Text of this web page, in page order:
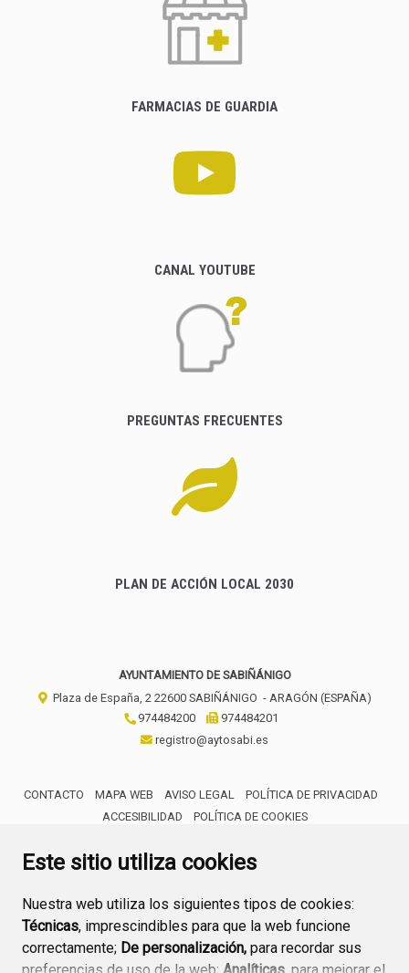
Este sitio utiliza cookies
Nuestra web utiliza los siguientes tipos de cookies:
Técnicas, imprescindibles para que la web funcione
correctamente; De personalización, para recordar sus
FARMACIAS DE GUARDIA
CANAL YOUTUBE
PREGUNTAS FRECUENTES
PLAN DE ACCIÓN LOCAL 2030
AYUNTAMIENTO DE SABIÑÁNIGO
Plaza de España, 2 22600 SABIÑÁNIGO - ARAGÓN (ESPAÑA)
974484200
974484201
registro@aytosabi.es
CONTACTO MAPA WEB AVISO LEGAL
POLÍTICA DE PRIVACIDAD
ACCESIBILIDAD
POLÍTICA DE COOKIES